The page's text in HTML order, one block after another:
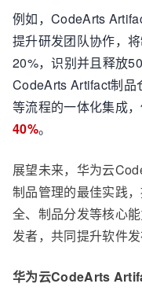
例如，CodeArts
提升研发团队协作，
20%，识别并且释放
CodeArts Artifact制品
等流程的一体化集成
40%。
展望未来，华为云
制品管理的最佳实践
全、制品分发等核心
发者，共同提升软件发
华为云CodeArts